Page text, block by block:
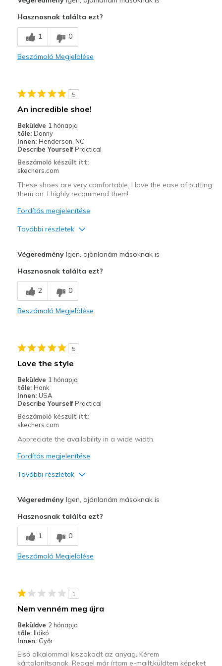
Legjobb használat
Casual Wear
Travel
Sizing
Feels true to size
View On Shoes
Shoes are for Wearing
Hasznosnak találta ezt?
1 0
Beszámoló Megjelölése
5
An incredible shoe!
Beküldve 1 hónapja
tőle: Danny
Innen: Henderson, NC
Describe Yourself Practical
Beszámoló készült itt:
skechers.com
These shoes are very comfortable. I love the ease of putting
them on. I highly recommend them!
Fordítás megjelenítése
További részletek
Breathe Well
Comfortable
Legjobb használat
Going Out
Travel
Width
Feels true to width
View On Shoes
I'm Really Into Shoes
VégeredményIgen, ajánlanám másoknak is
Hasznosnak találta ezt?
2 0
Beszámoló Megjelölése
5
Love the style
Beküldve 1 hónapja
tőle: Hank
Innen: USA
Describe Yourself Practical
Beszámoló készült itt:
skechers.com
Appreciate the availability in a wide width.
Fordítás megjelenítése
További részletek
Breathe Well
Comfortable
Legjobb használat
Going Out
Travel
VégeredményIgen, ajánlanám másoknak is
Hasznosnak találta ezt?
1 0
Beszámoló Megjelölése
1
Nem venném meg újra
Beküldve 2 hónapja
tőle: Ildikó
Innen: Győr
Első alkalommal kiszakadt az anyag. Kérem
kártalanítsanak. Reggel már írtam e-mailt,küldtem képeket